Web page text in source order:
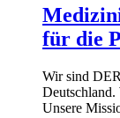
für die
Wir sind
Deutschland.
Unsere